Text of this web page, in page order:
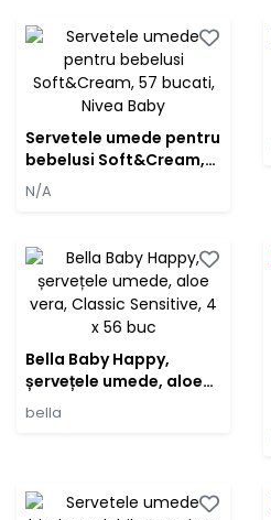
Servetele umede pentru
bebelusi Soft&Cream,
57 bucati, Nivea Baby
N/A
Bella Baby Happy,
șervețele umede, aloe
vera, Classic Sensitive,
bella